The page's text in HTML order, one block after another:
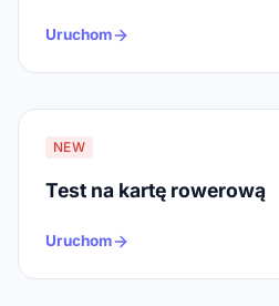
Uruchom
NEW
Test na kartę rowerową
Uruchom